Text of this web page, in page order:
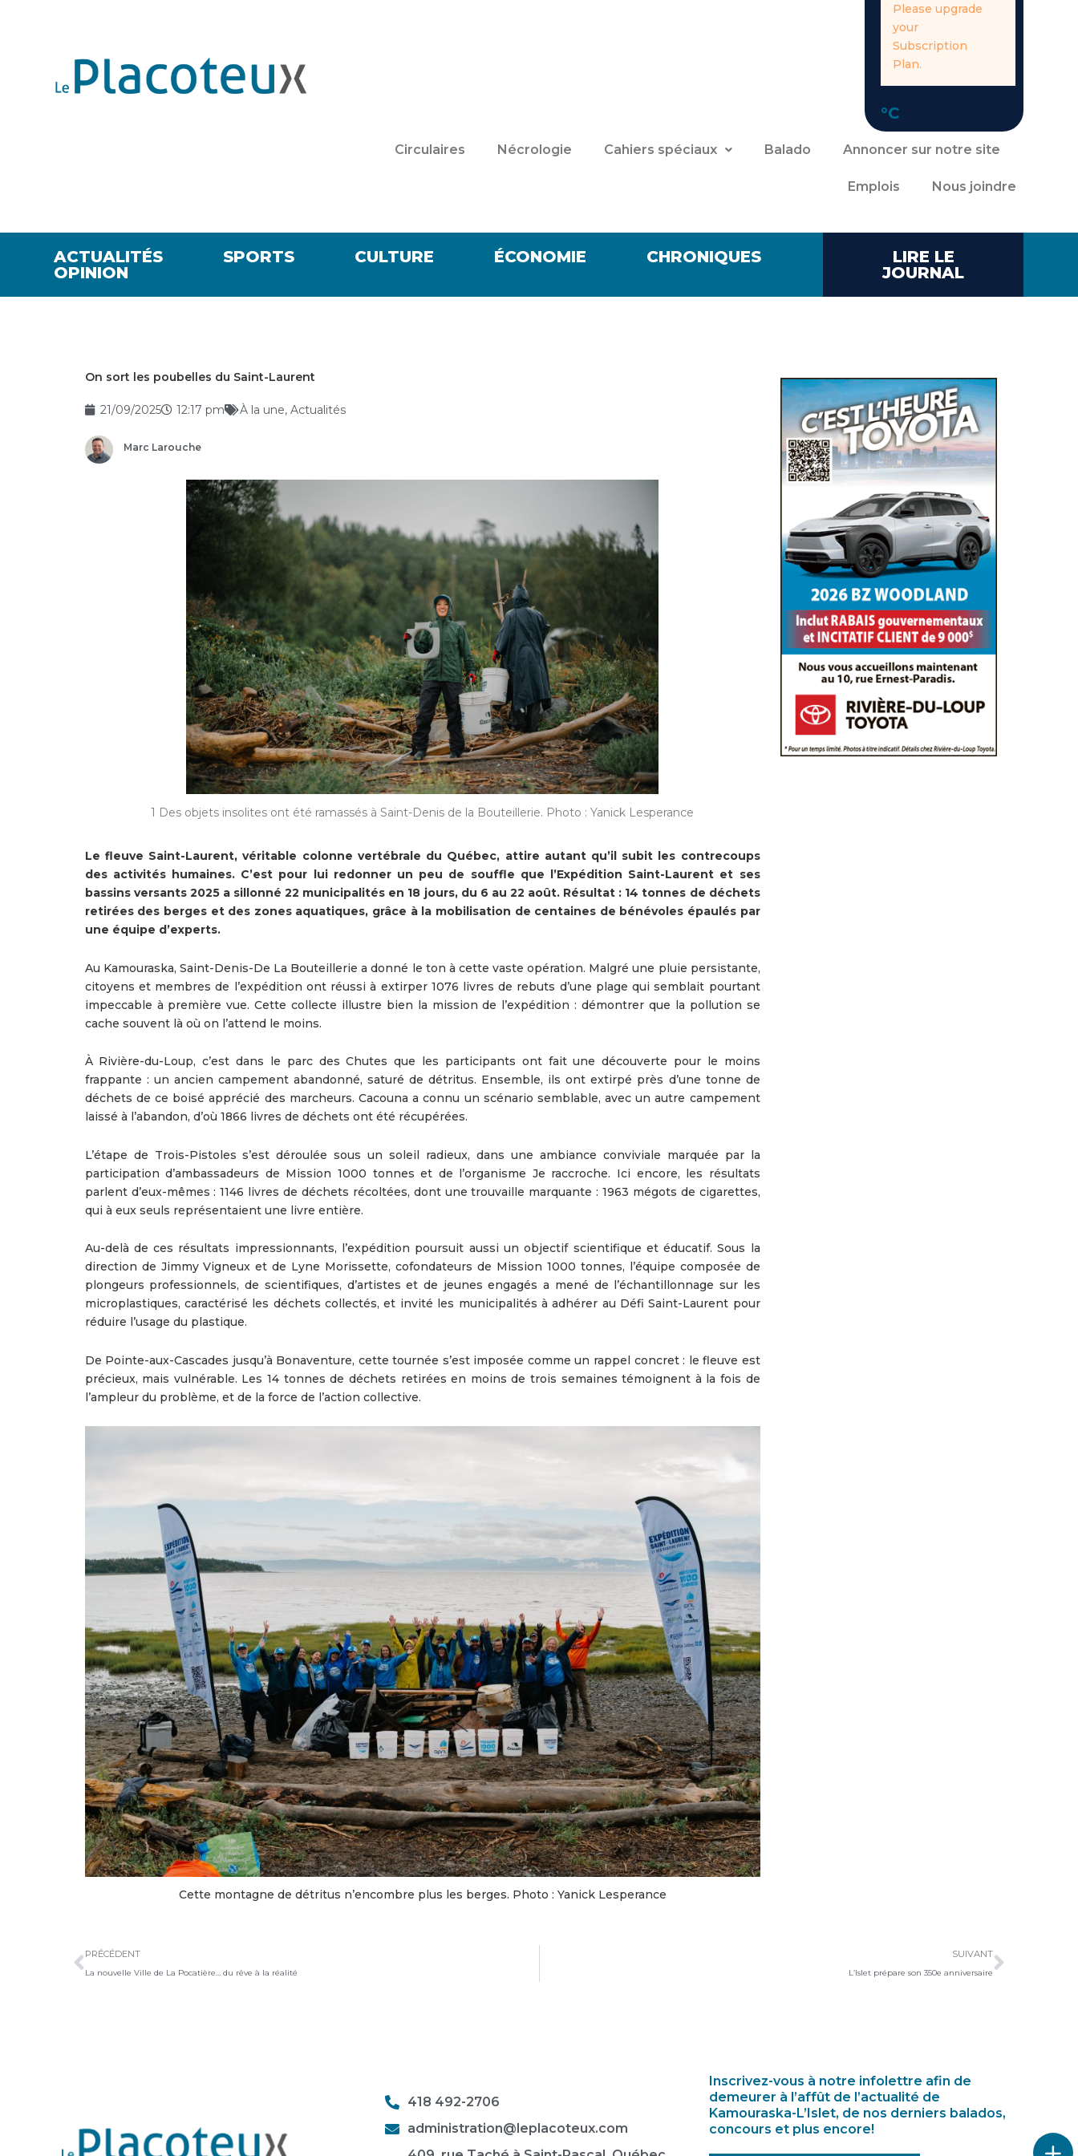
Please upgrade
your
Subscription
Plan.
°C
Circulaires Nécrologie Cahiers spéciaux Balado Annoncer sur notre site
Emplois Nous joindre
ACTUALITÉS SPORTS CULTURE ÉCONOMIE
CHRONIQUES
OPINION
LIRE LE
JOURNAL
On sort les poubelles du Saint-Laurent
21/09/2025 12:17 pm À la une, Actualités
Marc Larouche
1 Des objets insolites ont été ramassés à Saint-Denis de la Bouteillerie. Photo : Yanick Lesperance
Le fleuve Saint-Laurent, véritable colonne vertébrale du Québec, attire autant qu’il subit les contrecoups
des activités humaines. C’est pour lui redonner un peu de souffle que l’Expédition Saint-Laurent et ses
bassins versants 2025 a sillonné 22 municipalités en 18 jours, du 6 au 22 août. Résultat : 14 tonnes de déchets
retirées des berges et des zones aquatiques, grâce à la mobilisation de centaines de bénévoles épaulés par
une équipe d’experts.
Au Kamouraska, Saint-Denis-De La Bouteillerie a donné le ton à cette vaste opération. Malgré une pluie persistante,
citoyens et membres de l’expédition ont réussi à extirper 1076 livres de rebuts d’une plage qui semblait pourtant
impeccable à première vue. Cette collecte illustre bien la mission de l’expédition : démontrer que la pollution se
cache souvent là où on l’attend le moins.
À Rivière-du-Loup, c’est dans le parc des Chutes que les participants ont fait une découverte pour le moins
frappante : un ancien campement abandonné, saturé de détritus. Ensemble, ils ont extirpé près d’une tonne de
déchets de ce boisé apprécié des marcheurs. Cacouna a connu un scénario semblable, avec un autre campement
laissé à l’abandon, d’où 1866 livres de déchets ont été récupérées.
L’étape de Trois-Pistoles s’est déroulée sous un soleil radieux, dans une ambiance conviviale marquée par la
participation d’ambassadeurs de Mission 1000 tonnes et de l’organisme Je raccroche. Ici encore, les résultats
parlent d’eux-mêmes : 1146 livres de déchets récoltées, dont une trouvaille marquante : 1963 mégots de cigarettes,
qui à eux seuls représentaient une livre entière.
Au-delà de ces résultats impressionnants, l’expédition poursuit aussi un objectif scientifique et éducatif. Sous la
direction de Jimmy Vigneux et de Lyne Morissette, cofondateurs de Mission 1000 tonnes, l’équipe composée de
plongeurs professionnels, de scientifiques, d’artistes et de jeunes engagés a mené de l’échantillonnage sur les
microplastiques, caractérisé les déchets collectés, et invité les municipalités à adhérer au Défi Saint-Laurent pour
réduire l’usage du plastique.
De Pointe-aux-Cascades jusqu’à Bonaventure, cette tournée s’est imposée comme un rappel concret : le fleuve est
précieux, mais vulnérable. Les 14 tonnes de déchets retirées en moins de trois semaines témoignent à la fois de
l’ampleur du problème, et de la force de l’action collective.
Cette montagne de détritus n’encombre plus les berges. Photo : Yanick Lesperance
PRÉCÉDENT
La nouvelle Ville de La Pocatière… du rêve à la réalité
SUIVANT
L’Islet prépare son 350e anniversaire
418 492-2706
administration@leplacoteux.com
Inscrivez-vous à notre infolettre afin de
demeurer à l’affût de l’actualité de
Kamouraska-L’Islet, de nos derniers balados,
concours et plus encore!